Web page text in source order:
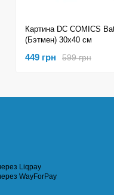
Картина DC COMICS
(Бэтмен) 30х40 см
599 грн
449 грн